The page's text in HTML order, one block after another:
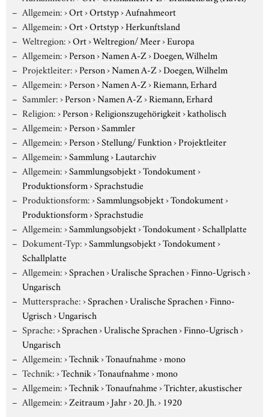
Allgemein:›Ort›Ortstyp›Aufnahmeort
Allgemein:›Ort›Ortstyp›Herkunftsland
Weltregion:›Ort›Weltregion/ Meer›Europa
Allgemein:›Person›Namen A-Z›Doegen, Wilhelm
Projektleiter:›Person›Namen A-Z›Doegen, Wilhelm
Allgemein:›Person›Namen A-Z›Riemann, Erhard
Sammler:›Person›Namen A-Z›Riemann, Erhard
Religion:›Person›Religionszugehörigkeit›katholisch
Allgemein:›Person›Sammler
Allgemein:›Person›Stellung/ Funktion›Projektleiter
Allgemein:›Sammlung›Lautarchiv
Allgemein:›Sammlungsobjekt›Tondokument›
Produktionsform›Sprachstudie
Produktionsform:›Sammlungsobjekt›Tondokument›
Produktionsform›Sprachstudie
Allgemein:›Sammlungsobjekt›Tondokument›Schallplatte
Dokument-Typ:›Sammlungsobjekt›Tondokument›
Schallplatte
Allgemein:›Sprachen›Uralische Sprachen›Finno-Ugrisch›
Ungarisch
Muttersprache:›Sprachen›Uralische Sprachen›Finno-
Ugrisch›Ungarisch
Sprache:›Sprachen›Uralische Sprachen›Finno-Ugrisch›
Ungarisch
Allgemein:›Technik›Tonaufnahme›mono
Technik:›Technik›Tonaufnahme›mono
Allgemein:›Technik›Tonaufnahme›Trichter, akustischer
Allgemein:›Zeitraum›Jahr›20. Jh.› 1920